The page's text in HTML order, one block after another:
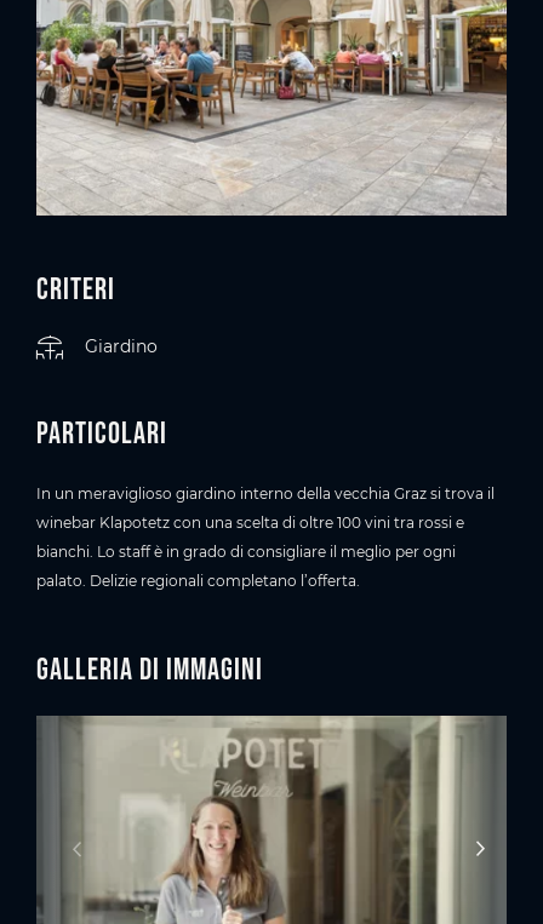
Criteri
Giardino
Particolari
In un meraviglioso giardino interno della vecchia Graz si trova il
winebar Klapotetz con una scelta di oltre 100 vini tra rossi e
bianchi. Lo staff è in grado di consigliare il meglio per ogni
palato. Delizie regionali completano l’offerta.
Galleria di immagini